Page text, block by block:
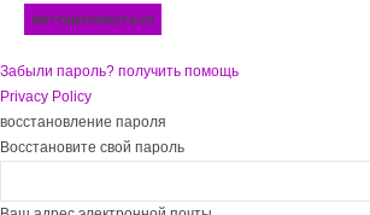
Забыли пароль? получить помощь
Privacy Policy
восстановление пароля
Восстановите свой пароль